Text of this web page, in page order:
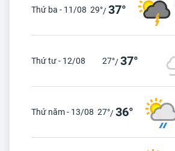
Thứ ba - 11/08 29°/37°
Thứ tư - 12/08 27°/37°
Thứ năm - 13/08 27°/36°